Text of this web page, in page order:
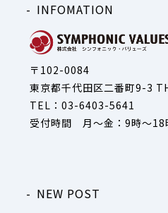
INFOMATION
〒102-0084
東京都千代田区二番町9-3
TEL：03-6403-5641
受付時間 月～金：9時～18
NEW POST